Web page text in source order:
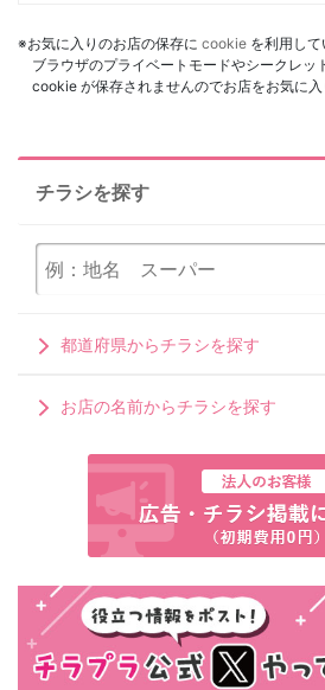
※お気に入りのお店の保存に cookie を利用して
ブラウザのプライベートモードやシークレッ
cookie が保存されませんのでお店をお気に入
チラシを探す
都道府県からチラシを探す
お店の名前からチラシを探す